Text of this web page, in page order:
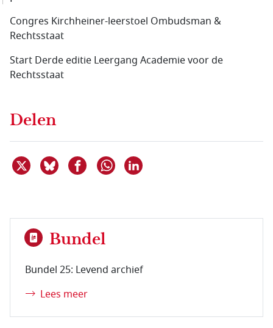
Congres Kirchheiner-leerstoel Ombudsman &
Rechtsstaat
Start Derde editie Leergang Academie voor de
Rechtsstaat
Delen
Deel dit item op X
Deel dit item op Bluesky
Deel dit item op Facebook
Delen via WhatsApp
Bundel
Bundel 25: Levend archief
Lees meer